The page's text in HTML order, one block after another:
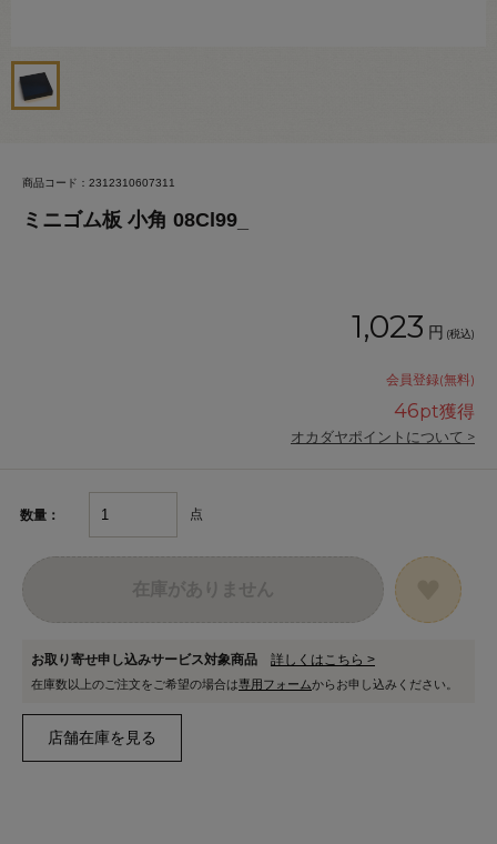
商品コード：2312310607311
ミニゴム板 小角 08Cl99_
1,023 円 (税込)
会員登録(無料)
46pt獲得
オカダヤポイントについて >
数量： 点
お取り寄せ申し込みサービス対象商品 詳しくはこちら >
在庫数以上のご注文をご希望の場合は専用フォームからお申し込みください。